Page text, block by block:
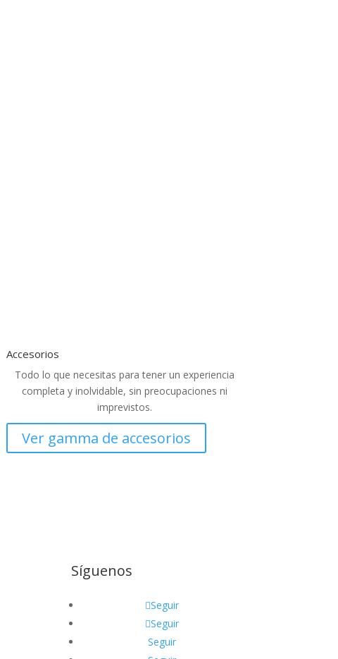
Accesorios
Todo lo que necesitas para tener un experiencia
completa y inolvidable, sin preocupaciones ni
imprevistos.
Ver gamma de accesorios
Síguenos
Seguir
Seguir
Seguir